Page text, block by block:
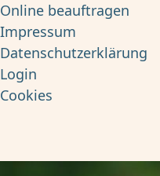
Online beauftragen
Impressum
Datenschutzerklärung
Login
Cookies